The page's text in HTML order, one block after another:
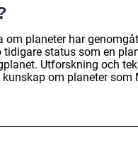
om planeter har
tidigare status som en
Utforskning och
kunskap om planeter som